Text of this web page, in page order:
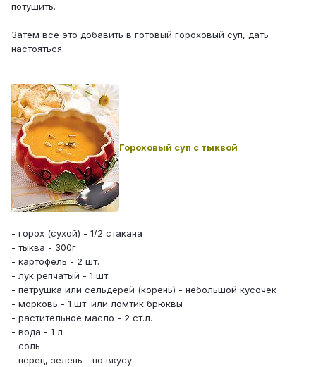
потушить.
Затем все это добавить в готовый гороховый суп, дать
настояться.
Гороховый суп с тыквой
- горох (сухой) - 1/2 стакана
- тыква - 300г
- картофель - 2 шт.
- лук репчатый - 1 шт.
- петрушка или сельдерей (корень) - небольшой кусочек
- морковь - 1 шт. или ломтик брюквы
- растительное масло - 2 ст.л.
- вода - 1 л
- соль
- перец, зелень - по вкусу.